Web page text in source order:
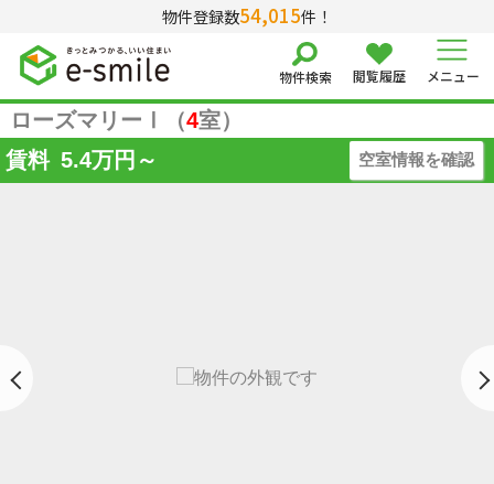
物件登録数54,015件！
物件検索 閲覧履歴 メニュー
ローズマリーⅠ（4室）
賃料 5.4万円～ 空室情報を確認